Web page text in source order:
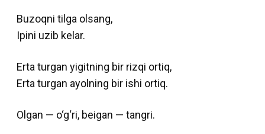
Buzoqni tilga olsang,
Ipini uzib kelar.
Erta turgan yigitning bir rizqi ortiq,
Erta turgan ayolning bir ishi ortiq.
Olgan — o‘g‘ri, beigan — tangri.